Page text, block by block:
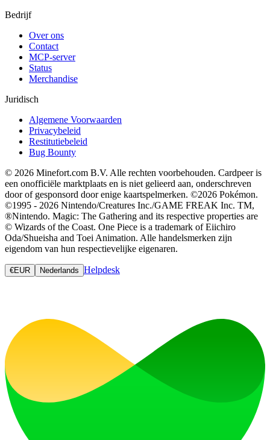
Bedrijf
Over ons
Contact
MCP-server
Status
Merchandise
Juridisch
Algemene Voorwaarden
Privacybeleid
Restitutiebeleid
Bug Bounty
© 2026 Minefort.com B.V. Alle rechten voorbehouden. Cardpeer is
een onofficiële marktplaats en is niet gelieerd aan, onderschreven
door of gesponsord door enige kaartspelmerken. ©2026 Pokémon.
©1995 - 2026 Nintendo/Creatures Inc./GAME FREAK Inc. TM,
®Nintendo. Magic: The Gathering and its respective properties are
© Wizards of the Coast. One Piece is a trademark of Eiichiro
Oda/Shueisha and Toei Animation. Alle handelsmerken zijn
eigendom van hun respectievelijke eigenaren.
€EUR Nederlands Helpdesk